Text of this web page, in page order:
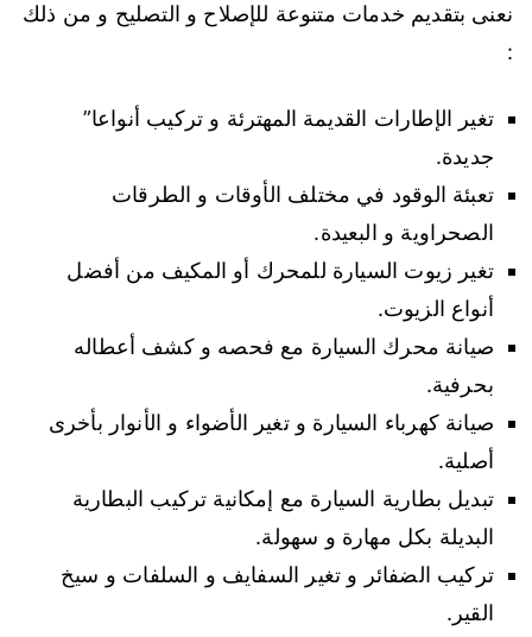
نعنى بتقديم خدمات متنوعة للإصلاح و التصليح و من ذلك
:
تغير الإطارات القديمة المهترئة و تركيب أنواعا”
جديدة.
تعبئة الوقود في مختلف الأوقات و الطرقات
الصحراوية و البعيدة.
تغير زيوت السيارة للمحرك أو المكيف من أفضل
أنواع الزيوت.
صيانة محرك السيارة مع فحصه و كشف أعطاله
بحرفية.
صيانة كهرباء السيارة و تغير الأضواء و الأنوار بأخرى
أصلية.
تبديل بطارية السيارة مع إمكانية تركيب البطارية
البديلة بكل مهارة و سهولة.
تركيب الضفائر و تغير السفايف و السلفات و سيخ
القير.